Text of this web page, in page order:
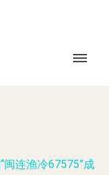
闽连渔冷67575”成